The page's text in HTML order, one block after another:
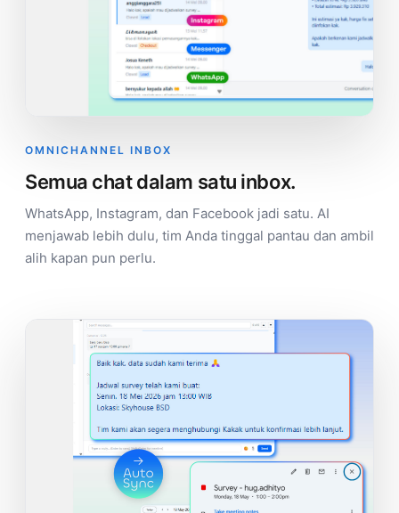
OMNICHANNEL INBOX
Semua chat dalam satu inbox.
WhatsApp, Instagram, dan Facebook jadi satu. AI
menjawab lebih dulu, tim Anda tinggal pantau dan ambil
alih kapan pun perlu.